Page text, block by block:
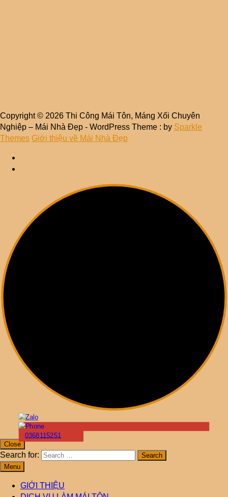
Copyright © 2026 Thi Công Mái Tôn, Máng Xối Chuyên
Nghiệp – Mái Nhà Đẹp - WordPress Theme : by Sparkle
Themes Giới thiệu về Mái Nhà Đẹp
0368115251
Close
Search for:
Menu
GIỚI THIỆU